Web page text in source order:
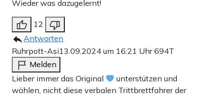
Wieder was dazugelernt!
12
Antworten
Ruhrpott-Asi13.09.2024 um 16:21 Uhr694T
Melden
Lieber immer das Original
unterstützen und
wählen, nicht diese verbalen Trittbrettfahrer der